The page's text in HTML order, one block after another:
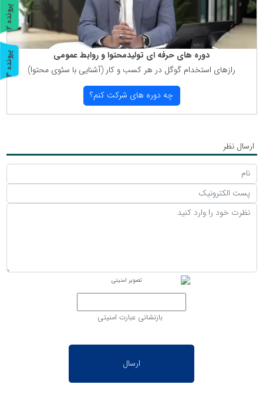
دوره های حرفه ای تولیدمحتوا و روابط عمومی
رازهای استخدام گوگل در هر كسب و كار (آشنایی با سئوی محتوا)
چه دوره های شركت كنم؟
ارسال نظر
بازنشانی عبارت امنیتی
پ
ر
و
ن
د
ه
2
پ
ر
و
ن
د
ه
3